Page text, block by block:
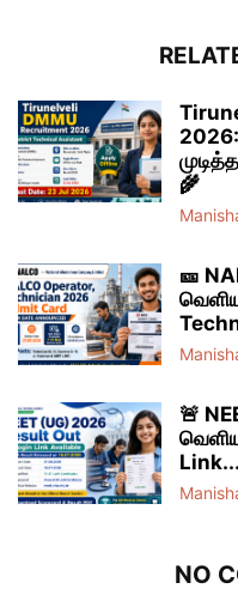
🌾
🎫
🚨
Link...
NO